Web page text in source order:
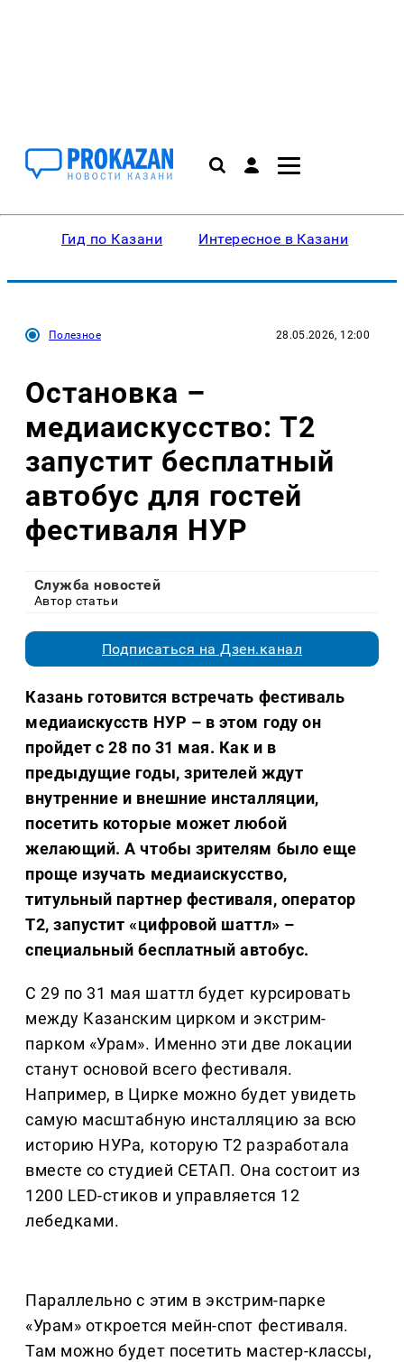
Гид по Казани Интересное в Казани
Полезное 28.05.2026, 12:00
Остановка –
медиаискусство: Т2
запустит бесплатный
автобус для гостей
фестиваля НУР
Служба новостей
Автор статьи
Подписаться на Дзен.канал
Казань готовится встречать фестиваль
медиаискусств НУР – в этом году он
пройдет с 28 по 31 мая. Как и в
предыдущие годы, зрителей ждут
внутренние и внешние инсталляции,
посетить которые может любой
желающий. А чтобы зрителям было еще
проще изучать медиаискусство,
титульный партнер фестиваля, оператор
Т2, запустит «цифровой шаттл» –
специальный бесплатный автобус.
С 29 по 31 мая шаттл будет курсировать
между Казанским цирком и экстрим-
парком «Урам». Именно эти две локации
станут основой всего фестиваля.
Например, в Цирке можно будет увидеть
самую масштабную инсталляцию за всю
историю НУРа, которую Т2 разработала
вместе со студией СЕТАП. Она состоит из
1200 LED-стиков и управляется 12
лебедками.
Параллельно с этим в экстрим-парке
«Урам» откроется мейн-спот фестиваля.
Там можно будет посетить мастер-классы,